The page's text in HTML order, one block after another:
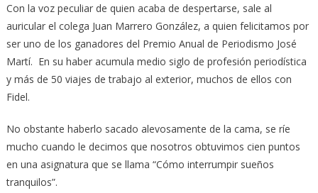
Con la voz peculiar de quien acaba de despertarse, sale al
auricular el colega Juan Marrero González, a quien felicitamos por
ser uno de los ganadores del Premio Anual de Periodismo José
Martí. En su haber acumula medio siglo de profesión periodística
y más de 50 viajes de trabajo al exterior, muchos de ellos con
Fidel.
No obstante haberlo sacado alevosamente de la cama, se ríe
mucho cuando le decimos que nosotros obtuvimos cien puntos
en una asignatura que se llama “Cómo interrumpir sueños
tranquilos”.